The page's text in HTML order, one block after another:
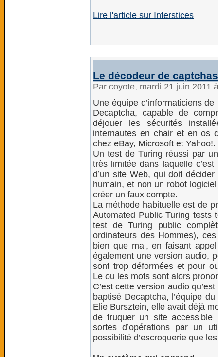
Lire l'article sur Interstices
Le décodeur de captchas
Par coyote, mardi 21 juin 2011
Une équipe d’informaticiens
Decaptcha, capable de
déjouer les sécurités
internautes en chair et en os
chez eBay, Microsoft et Yahoo!.
Un test de Turing réussi par
très limitée dans laquelle
d’un site Web, qui doit
humain, et non un robot
créer un faux compte.
La méthode habituelle est de
Automated Public Turing tests
test de Turing public
ordinateurs des Hommes),
bien que mal, en faisant
également une version audio,
sont trop déformées et pour
Le ou les mots sont alors
C’est cette version audio
baptisé Decaptcha, l’équipe
Elie Bursztein, elle avait déjà
de truquer un site
sortes d’opérations par un
possibilité d’escroquerie que